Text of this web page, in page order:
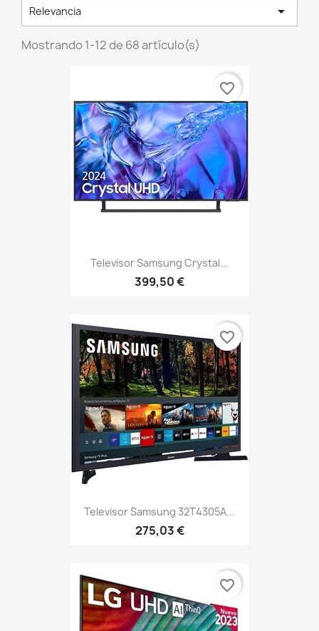
Relevancia 
Mostrando 1-12 de 68 artículo(s)
Televisor Samsung Crystal...
399,50 €
favorite_border
Televisor Samsung 32T4305A...
275,03 €
favorite_border
favorite_border